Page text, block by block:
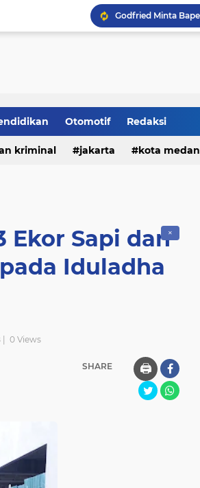
Otomotif Redaksi
kriminal jakarta kota medan
✕
Ekor Sapi dan
Iduladha
0Views
SHARE 🖨️